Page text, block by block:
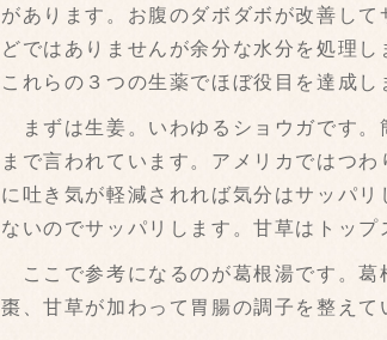
があります。お腹のダボダボが改善し
どではありませんが余分な水分を処理
これらの３つの生薬でほぼ役目を達成
まずは生姜。いわゆるショウガです。
まで言われています。アメリカではつ
に吐き気が軽減されれば気分はサッパ
ないのでサッパリします。甘草はトッ
ここで参考になるのが葛根湯です。葛
棗、甘草が加わって胃腸の調子を整え